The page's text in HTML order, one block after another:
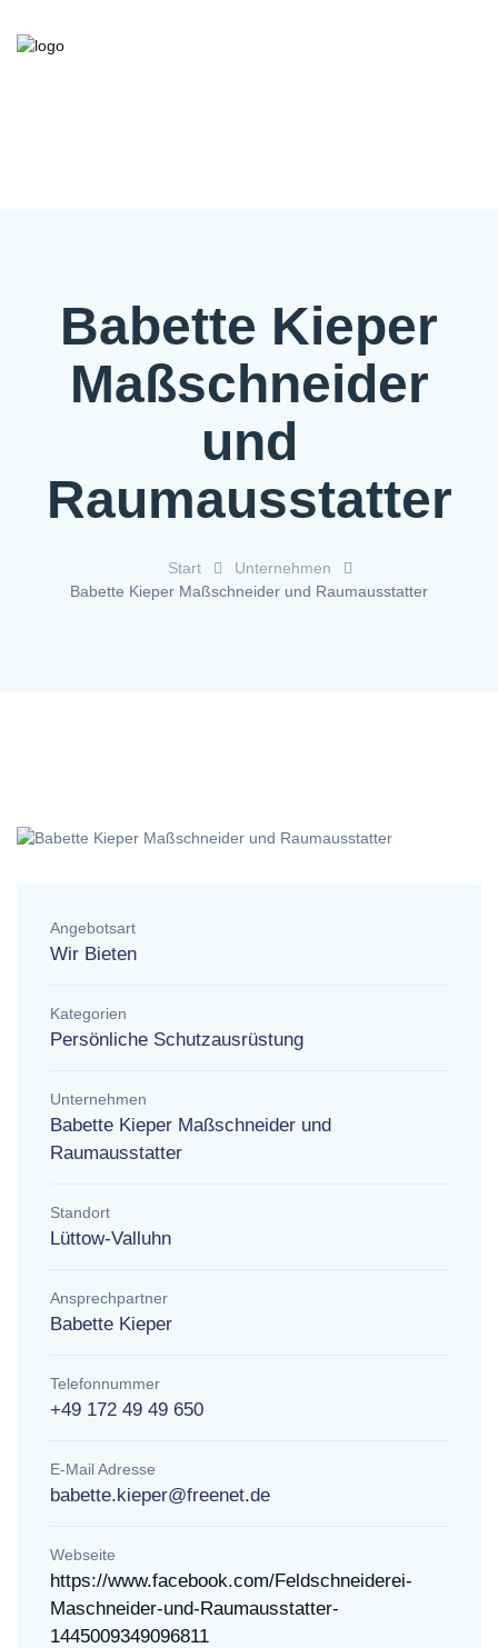
Babette Kieper
Maßschneider
und
Raumausstatter
Start
Unternehmen
Babette Kieper Maßschneider und Raumausstatter
Angebotsart
Wir Bieten
Kategorien
Persönliche Schutzausrüstung
Unternehmen
Babette Kieper Maßschneider und
Raumausstatter
Standort
Lüttow-Valluhn
Ansprechpartner
Babette Kieper
Telefonnummer
+49 172 49 49 650
E-Mail Adresse
babette.kieper@freenet.de
Webseite
https://www.facebook.com/Feldschneiderei-
Maschneider-und-Raumausstatter-
1445009349096811